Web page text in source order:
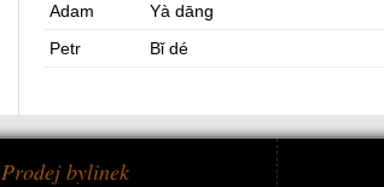
Adam
Yà dāng
Petr
Bǐ dé
Prodej bylinek